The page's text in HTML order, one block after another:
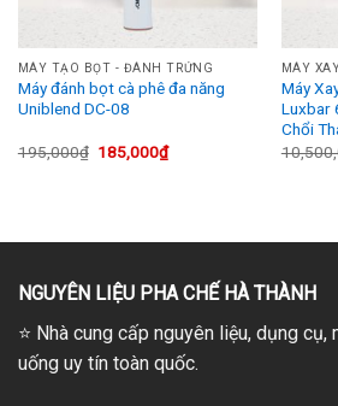
MÁY TẠO BỌT - ĐÁNH TRỨNG
Máy đánh bọt cà phê đa năng
Uniblend DC-08
195,000₫ Giá
185,000₫Giá
hiện
MÁY
Máy
Luxbar
Chổi
NGUYÊN LIỆU PHA CHẾ HÀ THÀNH
⭐ Nhà cung cấp nguyên liệu, dụng cụ,
uống uy tín toàn quốc.